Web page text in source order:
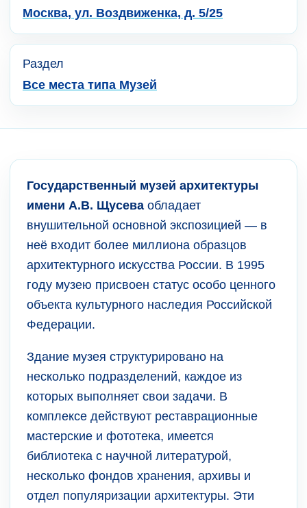
Москва, ул. Воздвиженка, д. 5/25
Раздел
Все места типа Музей
Государственный музей архитектуры
имени А.В. Щусева обладает
внушительной основной экспозицией — в
неё входит более миллиона образцов
архитектурного искусства России. В 1995
году музею присвоен статус особо ценного
объекта культурного наследия Российской
Федерации.
Здание музея структурировано на
несколько подразделений, каждое из
которых выполняет свои задачи. В
комплексе действуют реставрационные
мастерские и фототека, имеется
библиотека с научной литературой,
несколько фондов хранения, архивы и
отдел популяризации архитектуры. Эти